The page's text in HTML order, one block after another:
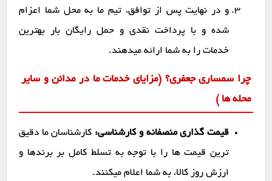
و در نهایت پس از توافق، تیم ما به محل شما اعزام
شده و با پرداخت نقدی و حمل رایگان بار بهترین
خدمات را به شما ارائه میدهند.
چرا سمساری جعفری؟ (مزایای خدمات ما در مدائن و سایر
محله ها )
قیمت گذاری منصفانه و کارشناسی: کارشناسان ما دقیق
ترین قیمت ها را با توجه به تسلط کامل بر برندها و
ارزش روز کالا، به شما اعلام میکنند.